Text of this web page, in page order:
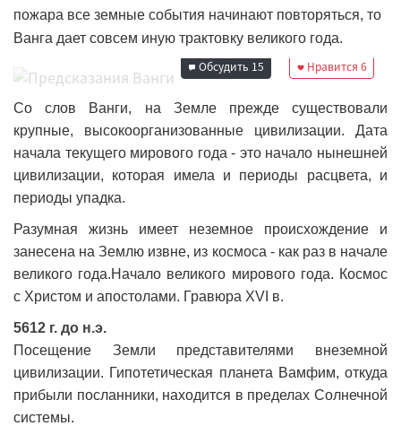
пожара все земные события начинают повторяться, то
Ванга дает совсем иную трактовку великого года.
Редакция
16 октября 2024
12:47
Нравится 6
Обсудить 15
Со слов Ванги, на Земле прежде существовали
крупные, высокоорганизованные цивилизации. Дата
начала текущего мирового года - это начало нынешней
цивилизации, которая имела и периоды расцвета, и
периоды упадка.
Разумная жизнь имеет неземное происхождение и
занесена на Землю извне, из космоса - как раз в начале
великого года.Начало великого мирового года. Космос
с Христом и апостолами. Гравюра XVI в.
5612 г. до н.э.
Посещение Земли представителями внеземной
цивилизации. Гипотетическая планета Вамфим, откуда
прибыли посланники, находится в пределах Солнечной
системы.